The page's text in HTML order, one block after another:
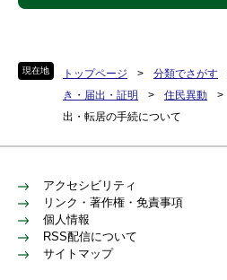
現在地 トップページ > 分類でさがす
き・届出・証明
> 住民異動 >
出・転居の手続について
アクセシビリティ
リンク・著作権・免責事項
個人情報
RSS配信について
サイトマップ